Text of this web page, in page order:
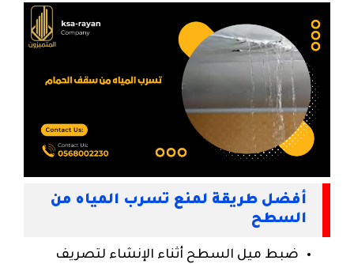
أفضل طريقة لمنع تسرب المياه من
السطح
ضبط ميل السطح أثناء الإنشاء لتصريف